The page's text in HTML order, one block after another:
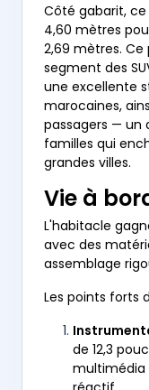
Côté gabarit, ce
4,60 mètres
2,69 mètres.
segment des
une excellente
marocaines,
passagers — un
familles qui
grandes villes.
Vie à
L'habitacle
avec des
assemblage
Les points forts
de 12,3
multimédia